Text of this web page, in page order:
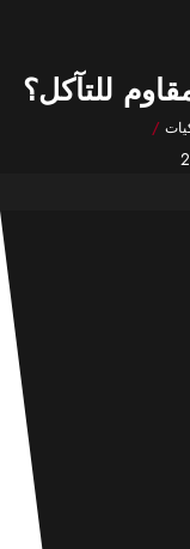
للتآكل؟
/